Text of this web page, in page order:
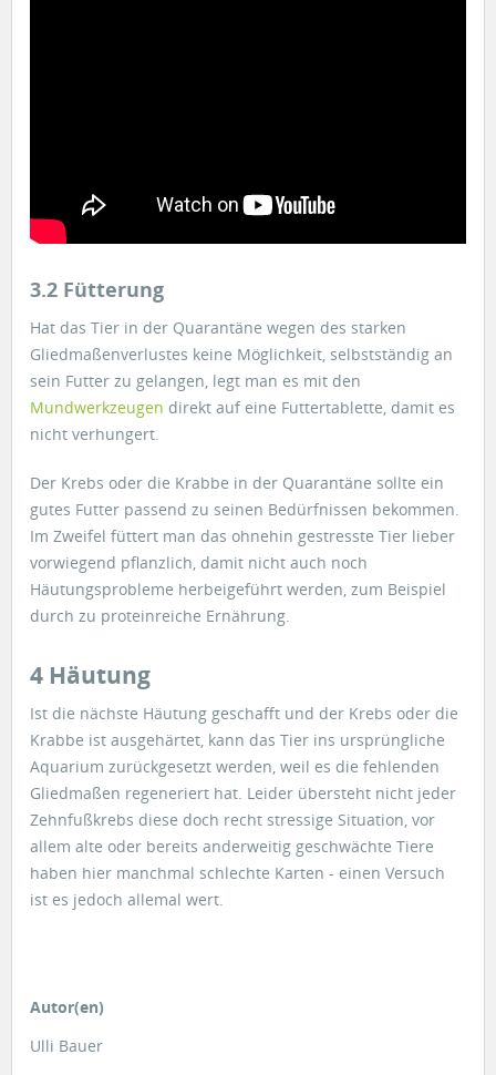
3.2 Fütterung
Hat das Tier in der Quarantäne wegen des starken
Gliedmaßenverlustes keine Möglichkeit, selbstständig an
sein Futter zu gelangen, legt man es mit den
Mundwerkzeugen direkt auf eine Futtertablette, damit es
nicht verhungert.
Der Krebs oder die Krabbe in der Quarantäne sollte ein
gutes Futter passend zu seinen Bedürfnissen bekommen.
Im Zweifel füttert man das ohnehin gestresste Tier lieber
vorwiegend pflanzlich, damit nicht auch noch
Häutungsprobleme herbeigeführt werden, zum Beispiel
durch zu proteinreiche Ernährung.
4 Häutung
Ist die nächste Häutung geschafft und der Krebs oder die
Krabbe ist ausgehärtet, kann das Tier ins ursprüngliche
Aquarium zurückgesetzt werden, weil es die fehlenden
Gliedmaßen regeneriert hat. Leider übersteht nicht jeder
Zehnfußkrebs diese doch recht stressige Situation, vor
allem alte oder bereits anderweitig geschwächte Tiere
haben hier manchmal schlechte Karten - einen Versuch
ist es jedoch allemal wert.
Autor(en)
Ulli Bauer